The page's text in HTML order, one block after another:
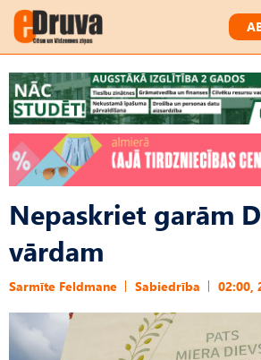
Nepaskriet garām
vārdam
Sarmīte Feldmane Sabiedrība 02:00,